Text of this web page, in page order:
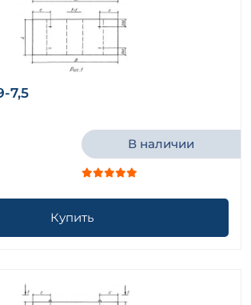
7,5
В наличии
Купить